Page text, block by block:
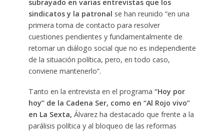
subrayado en varias entrevistas que los
sindicatos y la patronal se han reunido “en una
primera toma de contacto para resolver
cuestiones pendientes y fundamentalmente de
retomar un diálogo social que no es independiente
de la situación política, pero, en todo caso,
conviene mantenerlo”.
Tanto en la entrevista en el programa “Hoy por
hoy” de la Cadena Ser, como en “Al Rojo vivo”
en La Sexta, Álvarez ha destacado que frente a la
parálisis política y al bloqueo de las reformas